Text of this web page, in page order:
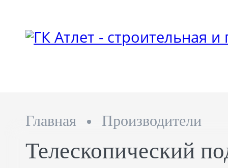
Главная Производители
Телескопический